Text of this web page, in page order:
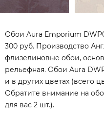
Обои Aura Emporium
300 руб. Производство
флизелиновые обои,
рельефная. Обои Aura
и в других цветах (всего
Обратите внимание на
для вас 2 шт.).